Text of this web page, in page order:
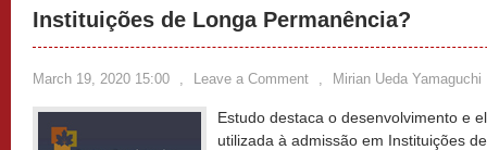
Instituições de Longa Permanência?
March 19, 2020 15:00 , Leave a Comment , Mirian Ueda Yamaguchi
Estudo destaca o desenvolvimento e
utilizada à admissão em Instituições